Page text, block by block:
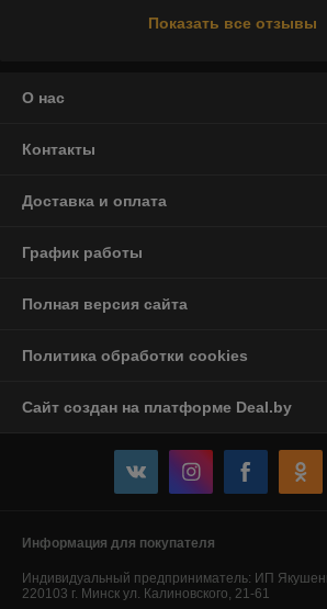
Показать все отзывы
О нас
Контакты
Доставка и оплата
График работы
Полная версия сайта
Политика обработки cookies
Сайт создан на платформе Deal.by
Информация для покупателя
Индивидуальный предприниматель: ИП
220103 г. Минск ул. Калиновского, 21-61